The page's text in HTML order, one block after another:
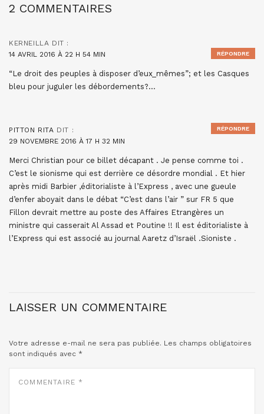
2 COMMENTAIRES
KERNEILLA DIT :
14 AVRIL 2016 À 22 H 54 MIN
“Le droit des peuples à disposer d’eux_mêmes”; et les Casques
bleu pour juguler les débordements?…
RÉPONDRE
PITTON RITA DIT :
29 NOVEMBRE 2016 À 17 H 32 MIN
Merci Christian pour ce billet décapant . Je pense comme toi .
C’est le sionisme qui est derrière ce désordre mondial . Et hier
après midi Barbier ,éditorialiste à l’Express , avec une gueule
d’enfer aboyait dans le débat “C’est dans l’air ” sur FR 5 que
Fillon devrait mettre au poste des Affaires Etrangères un
ministre qui casserait Al Assad et Poutine !! Il est éditorialiste à
l’Express qui est associé au journal Aaretz d’Israël .Sioniste .
RÉPONDRE
LAISSER UN COMMENTAIRE
Votre adresse e-mail ne sera pas publiée. Les champs obligatoires
sont indiqués avec *